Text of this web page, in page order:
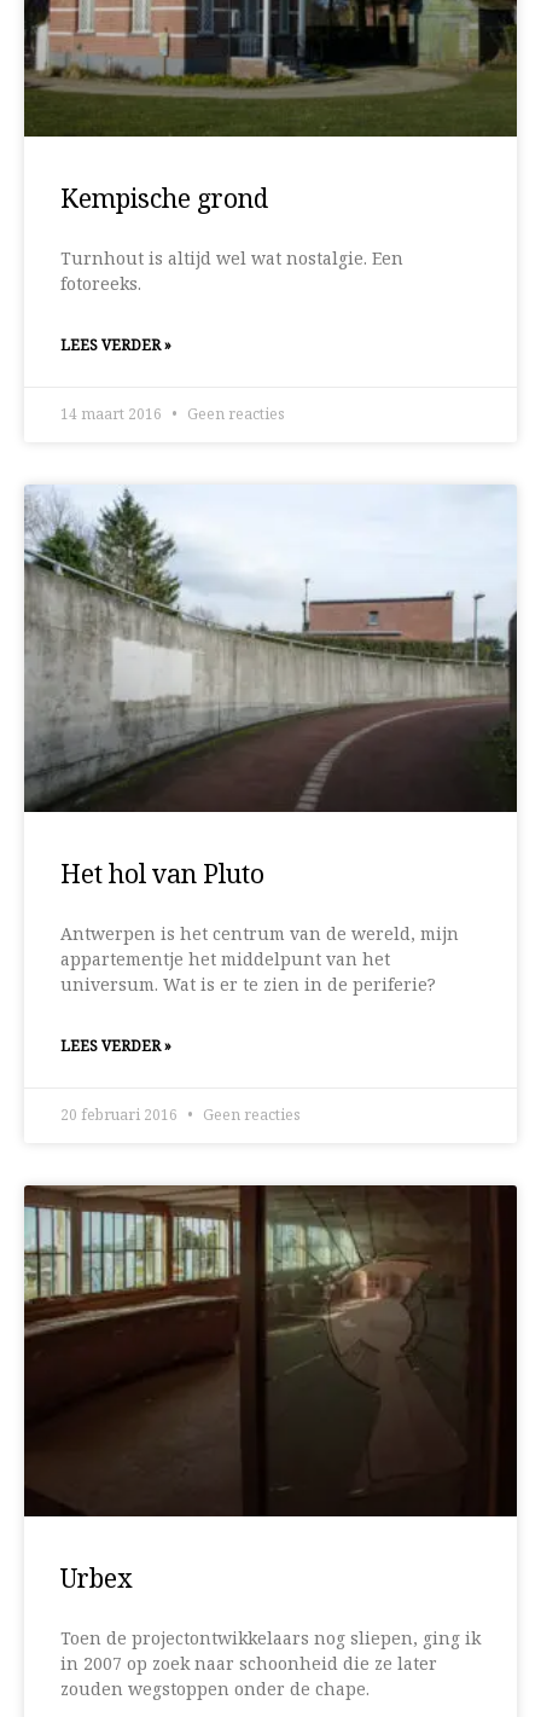
Kempische grond
Turnhout is altijd wel wat nostalgie. Een
fotoreeks.
LEES VERDER »
14 maart 2016 Geen reacties
Het hol van Pluto
Antwerpen is het centrum van de wereld, mijn
appartementje het middelpunt van het
universum. Wat is er te zien in de periferie?
LEES VERDER »
20 februari 2016 Geen reacties
Urbex
Toen de projectontwikkelaars nog sliepen, ging ik
in 2007 op zoek naar schoonheid die ze later
zouden wegstoppen onder de chape.